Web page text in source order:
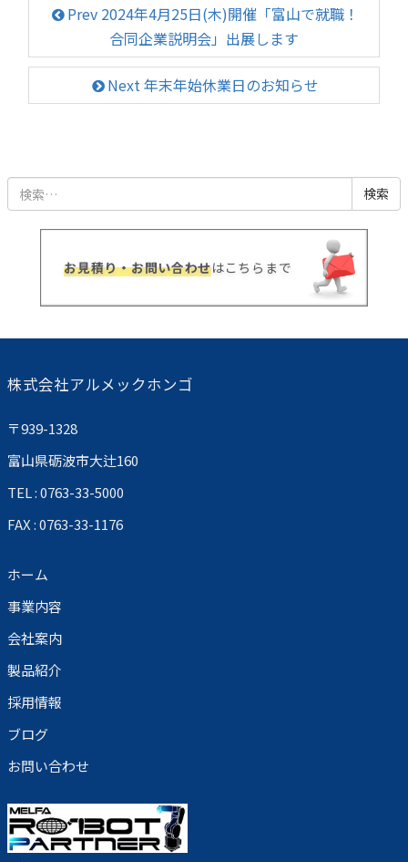
Prev 2024年4月25日(木)開催「富山で就職！
合同企業説明会」出展します
Next 年末年始休業日のお知らせ
検
索:
お見積り・お問い合わせはこちらまで
株式会社アルメックホンゴ
〒939-1328
富山県砺波市大辻160
TEL : 0763-33-5000
FAX : 0763-33-1176
ホーム
事業内容
会社案内
製品紹介
採用情報
ブログ
お問い合わせ